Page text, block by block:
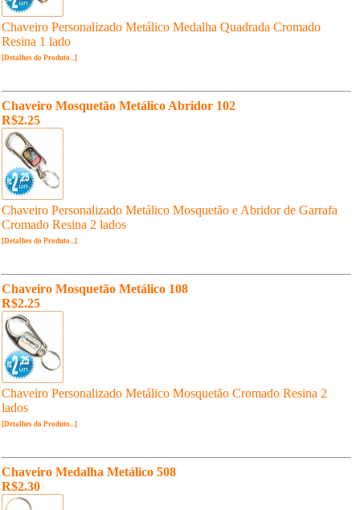
Chaveiro Personalizado Metálico Medalha Quadrada Cromado
Resina 1 lado
[Detalhes do Produto...]
Chaveiro Mosquetão Metálico Abridor 102
R$2.25
Chaveiro Personalizado Metálico Mosquetão e Abridor de Garrafa
Cromado Resina 2 lados
[Detalhes do Produto...]
Chaveiro Mosquetão Metálico 108
R$2.25
Chaveiro Personalizado Metálico Mosquetão Cromado Resina 2
lados
[Detalhes do Produto...]
Chaveiro Medalha Metálico 508
R$2.30